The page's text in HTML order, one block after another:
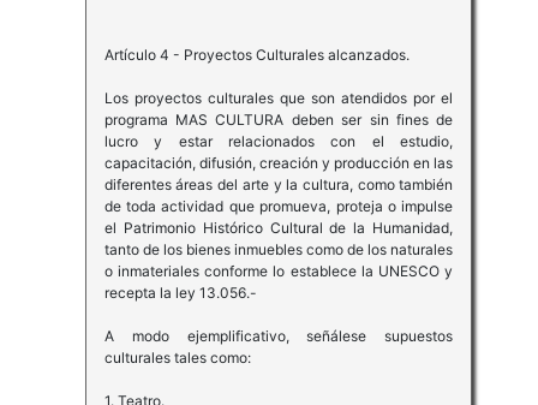
Artículo 4 - Proyectos Culturales alcanzados.
Los proyectos culturales que son atendidos por el
programa MAS CULTURA deben ser sin fines de
lucro y estar relacionados con el estudio,
capacitación, difusión, creación y producción en las
diferentes áreas del arte y la cultura, como también
de toda actividad que promueva, proteja o impulse
el Patrimonio Histórico Cultural de la Humanidad,
tanto de los bienes inmuebles como de los naturales
o inmateriales conforme lo establece la UNESCO y
recepta la ley 13.056.-
A modo ejemplificativo, señálese supuestos
culturales tales como:
1. Teatro.